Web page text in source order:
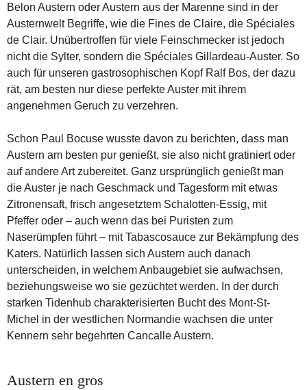
Belon Austern oder Austern aus der Marenne sind in der
Austernwelt Begriffe, wie die Fines de Claire, die Spéciales
de Clair. Unübertroffen für viele Feinschmecker ist jedoch
nicht die Sylter, sondern die Spéciales Gillardeau-Auster. So
auch für unseren gastrosophischen Kopf Ralf Bos, der dazu
rät, am besten nur diese perfekte Auster mit ihrem
angenehmen Geruch zu verzehren.
Schon Paul Bocuse wusste davon zu berichten, dass man
Austern am besten pur genießt, sie also nicht gratiniert oder
auf andere Art zubereitet. Ganz ursprünglich genießt man
die Auster je nach Geschmack und Tagesform mit etwas
Zitronensaft, frisch angesetztem Schalotten-Essig, mit
Pfeffer oder – auch wenn das bei Puristen zum
Naserümpfen führt – mit Tabascosauce zur Bekämpfung des
Katers. Natürlich lassen sich Austern auch danach
unterscheiden, in welchem Anbaugebiet sie aufwachsen,
beziehungsweise wo sie gezüchtet werden. In der durch
starken Tidenhub charakterisierten Bucht des Mont-St-
Michel in der westlichen Normandie wachsen die unter
Kennern sehr begehrten Cancalle Austern.
Austern en gros